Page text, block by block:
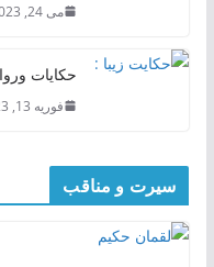
می 24, 2023
حکایات
فوریه 13, 2023
سیرت و مناقب